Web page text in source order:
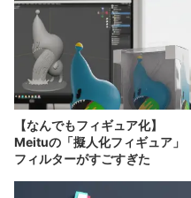
【なんでもフィギュア化】
Meituの「擬人化フィギュア」
フィルターがすごすぎた